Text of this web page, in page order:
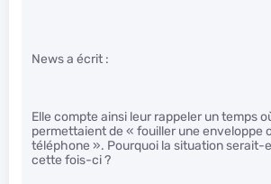
News a écrit :
Elle compte ainsi leur rappeler un temps
permettaient de « fouiller une enveloppe
téléphone ». Pourquoi la situation serait-
cette fois-ci ?